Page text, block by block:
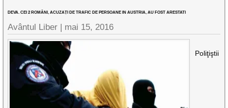
DEVA. CEI 2 ROMÂNI, ACUZAȚI DE TRAFIC DE PERSOANE IN AUSTRIA, AU FOST ARESTATI
Avântul Liber | mai 15, 2016
Poliţiştii